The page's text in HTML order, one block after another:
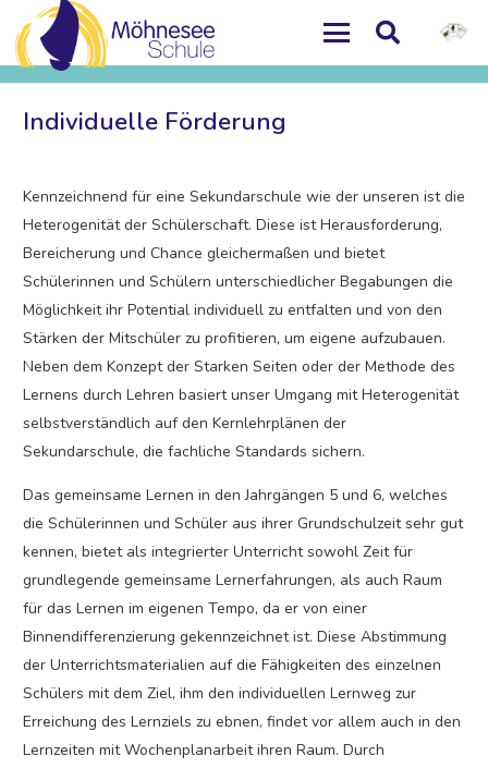
Individuelle Förderung
Kennzeichnend für eine Sekundarschule wie der unseren ist die
Heterogenität der Schülerschaft. Diese ist Herausforderung,
Bereicherung und Chance gleichermaßen und bietet
Schülerinnen und Schülern unterschiedlicher Begabungen die
Möglichkeit ihr Potential individuell zu entfalten und von den
Stärken der Mitschüler zu profitieren, um eigene aufzubauen.
Neben dem Konzept der Starken Seiten oder der Methode des
Lernens durch Lehren basiert unser Umgang mit Heterogenität
selbstverständlich auf den Kernlehrplänen der
Sekundarschule, die fachliche Standards sichern.
Das gemeinsame Lernen in den Jahrgängen 5 und 6, welches
die Schülerinnen und Schüler aus ihrer Grundschulzeit sehr gut
kennen, bietet als integrierter Unterricht sowohl Zeit für
grundlegende gemeinsame Lernerfahrungen, als auch Raum
für das Lernen im eigenen Tempo, da er von einer
Binnendifferenzierung gekennzeichnet ist. Diese Abstimmung
der Unterrichtsmaterialien auf die Fähigkeiten des einzelnen
Schülers mit dem Ziel, ihm den individuellen Lernweg zur
Erreichung des Lernziels zu ebnen, findet vor allem auch in den
Lernzeiten mit Wochenplanarbeit ihren Raum. Durch